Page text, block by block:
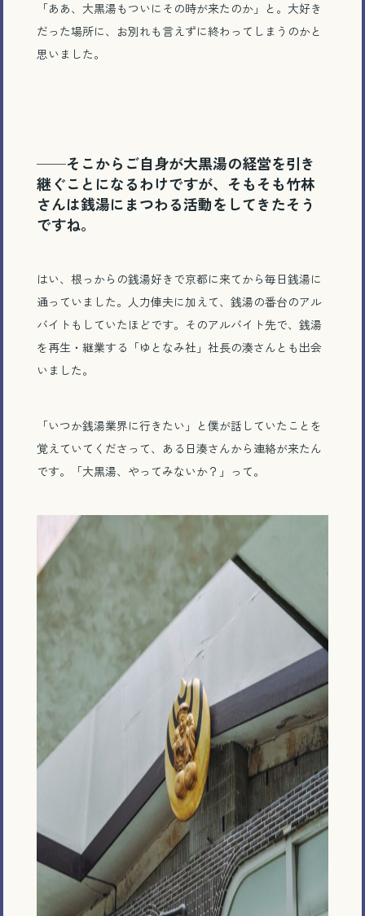
「ああ、大黒湯もついにその時が来たのか」と。大好き
だった場所に、お別れも言えずに終わってしまうのかと
思いました。
──そこからご自身が大黒湯の経営を引き
継ぐことになるわけですが、そもそも竹林
さんは銭湯にまつわる活動をしてきたそう
ですね。
はい、根っからの銭湯好きで京都に来てから毎日銭湯に
通っていました。人力俥夫に加えて、銭湯の番台のアル
バイトもしていたほどです。そのアルバイト先で、銭湯
を再生・継業する「ゆとなみ社」社長の湊さんとも出会
いました。
「いつか銭湯業界に行きたい」と僕が話していたことを
覚えていてくださって、ある日湊さんから連絡が来たん
です。「大黒湯、やってみないか？」って。